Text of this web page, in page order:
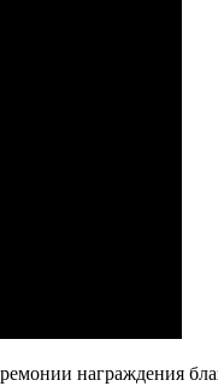
награждения